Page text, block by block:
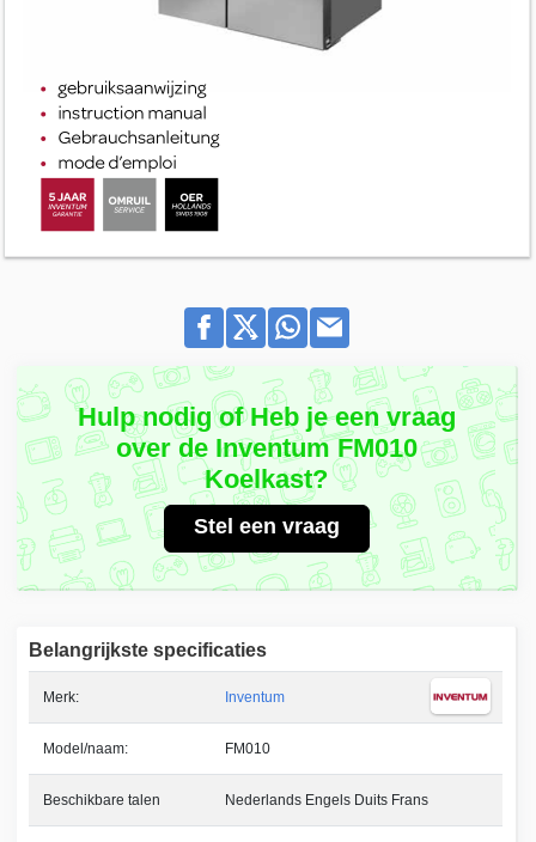
Hulp nodig of Heb je een vraag
over de Inventum FM010
Koelkast?
Stel een vraag
Belangrijkste specificaties
Merk: Inventum
Model/naam: FM010
Beschikbare talen Nederlands Engels Duits Frans